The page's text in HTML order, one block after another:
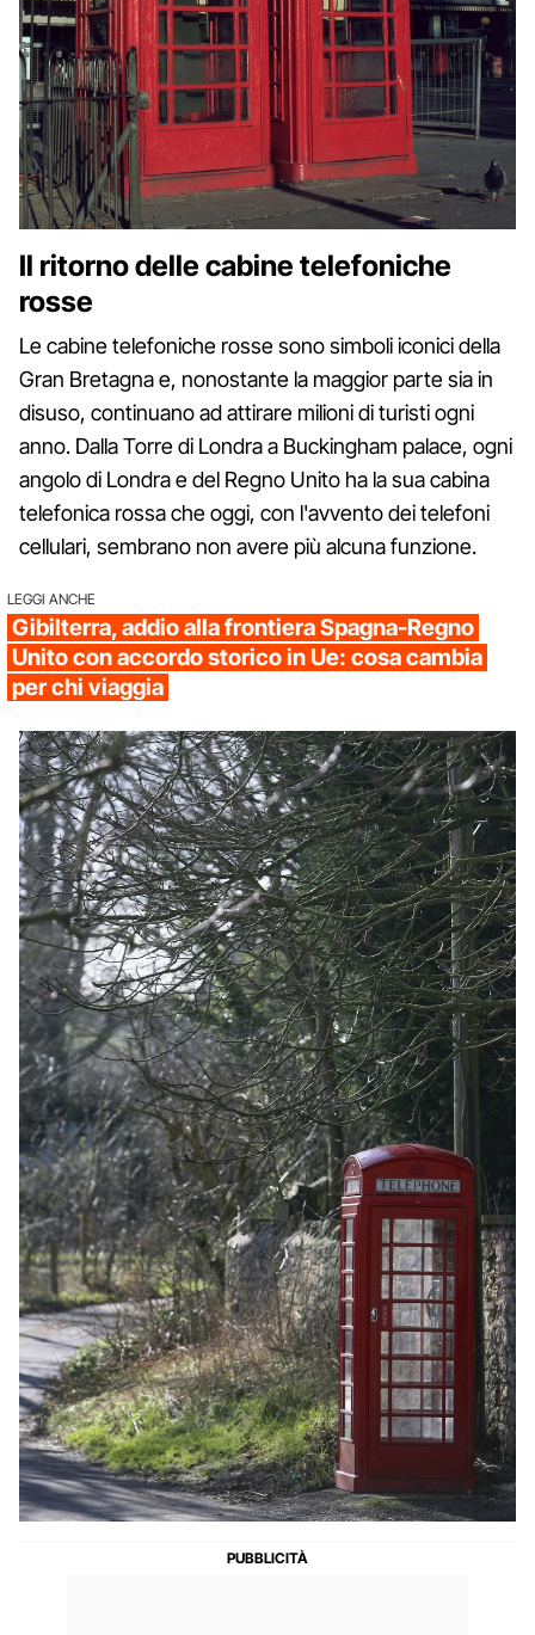
Il ritorno delle cabine telefoniche
rosse
Le cabine telefoniche rosse sono simboli iconici della
Gran Bretagna e, nonostante la maggior parte sia in
disuso, continuano ad attirare milioni di turisti ogni
anno. Dalla Torre di Londra a Buckingham palace, ogni
angolo di Londra e del Regno Unito ha la sua cabina
telefonica rossa che oggi, con l'avvento dei telefoni
cellulari, sembrano non avere più alcuna funzione.
LEGGI ANCHE
Gibilterra, addio alla frontiera Spagna-Regno
Unito con accordo storico in Ue: cosa cambia
per chi viaggia